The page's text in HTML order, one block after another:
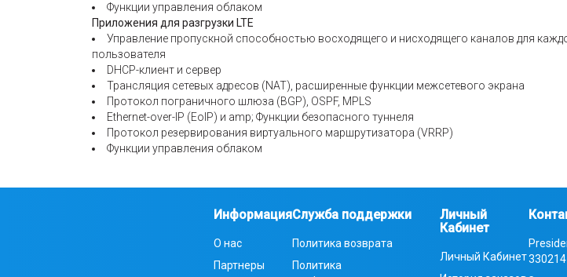
Функции управления облаком
Приложения для разгрузки LTE
Управление пропускной способностью восходящего и нисходящего каналов для
пользователя
DHCP-клиент и сервер
Трансляция сетевых адресов (NAT), расширенные функции межсетевого экрана
Протокол пограничного шлюза (BGP), OSPF, MPLS
Ethernet-over-IP (EoIP) и amp; Функции безопасного туннеля
Протокол резервирования виртуального маршрутизатора (VRRP)
Функции управления облаком
Информация
О нас
Партнеры
Служба поддержки
Политика возврата
Политика
Личный
Кабинет
Личный Кабинет330214